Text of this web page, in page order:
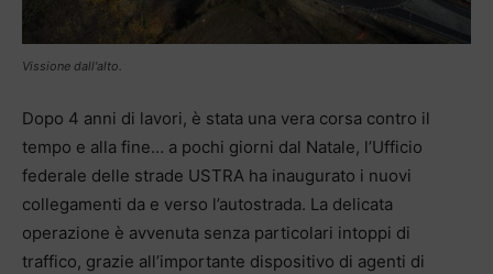
Vissione dall'alto.
Dopo 4 anni di lavori, è stata una vera corsa contro il
tempo e alla fine… a pochi giorni dal Natale, l’Ufficio
federale delle strade USTRA ha inaugurato i nuovi
collegamenti da e verso l’autostrada. La delicata
operazione è avvenuta senza particolari intoppi di
traffico, grazie all’importante dispositivo di agenti di